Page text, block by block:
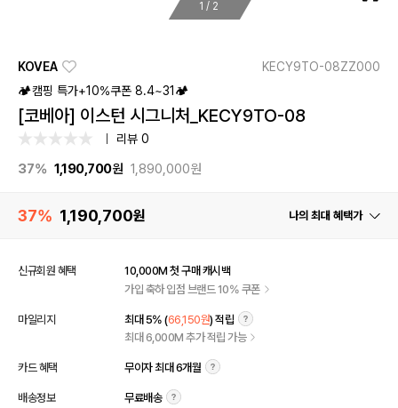
1 / 2
KOVEA
KECY9TO-08ZZ000
🏕️캠핑 특가+10%쿠폰 8.4~31🏕️
[코베아] 이스턴 시그니처_KECY9TO-08
리뷰 0
37% 1,190,700원 1,890,000원
37% 1,190,700원 나의 최대 혜택가
신규회원 혜택
10,000M 첫 구매 캐시백
가입 축하 입점 브랜드 10% 쿠폰
마일리지 최대 5% (66,150원) 적립
최대 6,000M 추가 적립 가능
카드 혜택 무이자 최대 6개월
배송정보
무료배송